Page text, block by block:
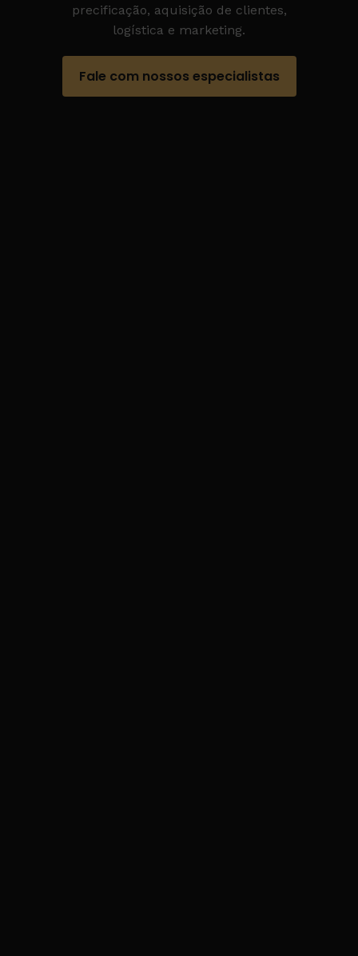
precificação, aquisição de clientes,
logística e marketing.
Fale com nossos especialistas